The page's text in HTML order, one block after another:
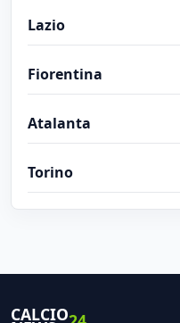
Lazio
Fiorentina
Atalanta
Torino
CALCIO